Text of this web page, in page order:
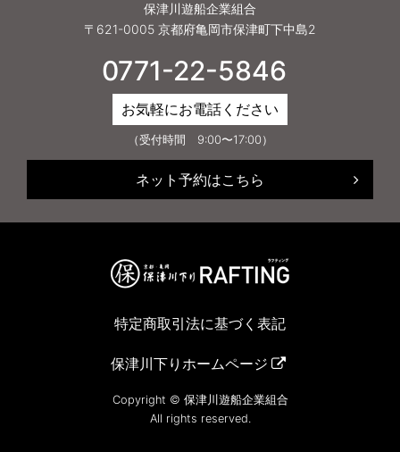
保津川遊船企業組合
〒621-0005 京都府亀岡市保津町下中島2
0771-22-5846
お気軽にお電話ください
（受付時間 9:00〜17:00）
ネット予約はこちら
特定商取引法に基づく表記
保津川下りホームページ
Copyright © 保津川遊船企業組合
All rights reserved.